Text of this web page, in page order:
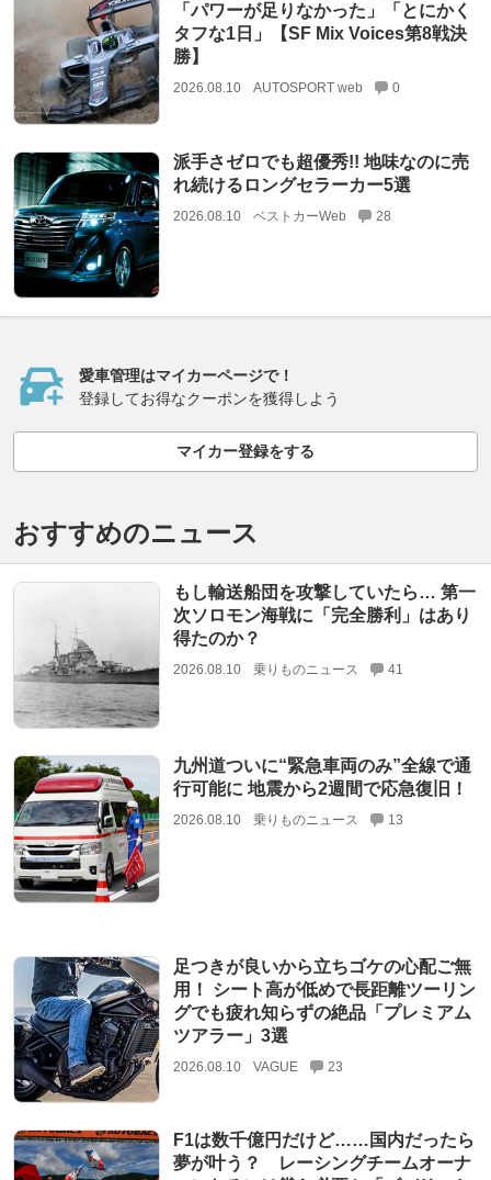
「パワーが足りなかった」「とにかく
タフな1日」【SF Mix Voices第8戦決
勝】
2026.08.10 AUTOSPORT web 0
派手さゼロでも超優秀!! 地味なのに売
れ続けるロングセラーカー5選
2026.08.10 ベストカーWeb 28
愛車管理はマイカーページで！
登録してお得なクーポンを獲得しよう
マイカー登録をする
おすすめのニュース
もし輸送船団を攻撃していたら… 第一
次ソロモン海戦に「完全勝利」はあり
得たのか？
2026.08.10 乗りものニュース 41
九州道ついに“緊急車両のみ”全線で通
行可能に 地震から2週間で応急復旧！
2026.08.10 乗りものニュース 13
足つきが良いから立ちゴケの心配ご無
用！ シート高が低めで長距離ツーリン
グでも疲れ知らずの絶品「プレミアム
ツアラー」3選
2026.08.10 VAGUE 23
F1は数千億円だけど……国内だったら
夢が叶う？ レーシングチームオーナ